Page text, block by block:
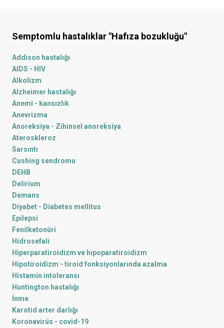
Semptomlu hastalıklar "Hafıza bozukluğu"
Addison hastalığı
AIDS - HIV
Alkolizm
Alzheimer hastalığı
Anemi - kansızlık
Anevrizma
Anoreksiya - Zihinsel anoreksiya
Ateroskleroz
Sarsıntı
Cushing sendromu
DEHB
Delirium
Demans
Diyabet - Diabetes mellitus
Epilepsi
Fenilketonüri
Hidrosefali
Hiperparatiroidizm ve hipoparatiroidizm
Hipotiroidizm - tiroid fonksiyonlarında azalma
Histamin intoleransı
Huntington hastalığı
İnme
Karotid arter darlığı
Koronavirüs - covid-19